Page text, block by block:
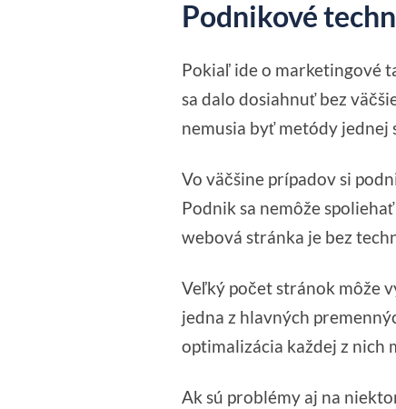
Podnikové
Pokiaľ ide o marketingové
sa dalo dosiahnuť bez
nemusia byť metódy jednej
Vo väčšine prípadov si
Podnik sa nemôže
webová stránka je bez
Veľký počet stránok môže
jedna z hlavných
optimalizácia každej z nich
Ak sú problémy aj na